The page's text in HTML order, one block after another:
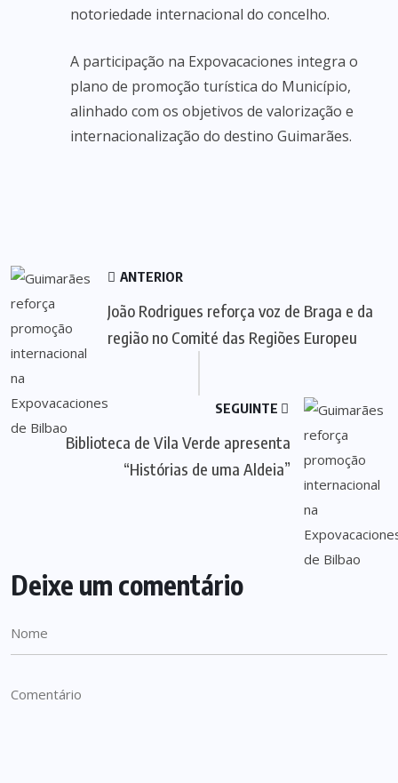
notoriedade internacional do concelho.
A participação na Expovacaciones integra o
plano de promoção turística do Município,
alinhado com os objetivos de valorização e
internacionalização do destino Guimarães.
ANTERIOR
João Rodrigues reforça voz de Braga e da
região no Comité das Regiões Europeu
SEGUINTE
Biblioteca de Vila Verde apresenta
“Histórias de uma Aldeia”
Deixe um comentário